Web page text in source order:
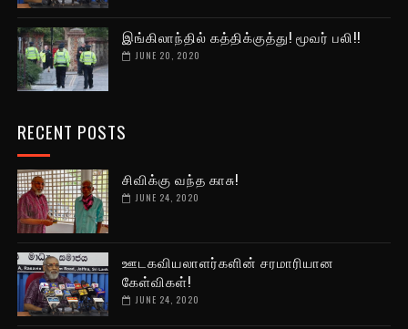
இங்கிலாந்தில் கத்திக்குத்து! மூவர் பலி!!
JUNE 20, 2020
RECENT POSTS
சிவிக்கு வந்த காசு!
JUNE 24, 2020
ஊடகவியலாளர்களின் சரமாரியான
கேள்விகள்!
JUNE 24, 2020